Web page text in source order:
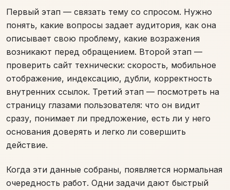
Первый этап — связать тему со спросом. Нужно
понять, какие вопросы задает аудитория, как она
описывает свою проблему, какие возражения
возникают перед обращением. Второй этап —
проверить сайт технически: скорость, мобильное
отображение, индексацию, дубли, корректность
внутренних ссылок. Третий этап — посмотреть на
страницу глазами пользователя: что он видит
сразу, понимает ли предложение, есть ли у него
основания доверять и легко ли совершить
действие.
Когда эти данные собраны, появляется нормальная
очередность работ. Одни задачи дают быстрый